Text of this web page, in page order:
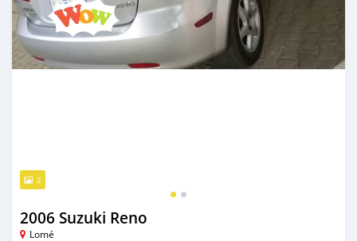
2
2006 Suzuki Reno
Lomé